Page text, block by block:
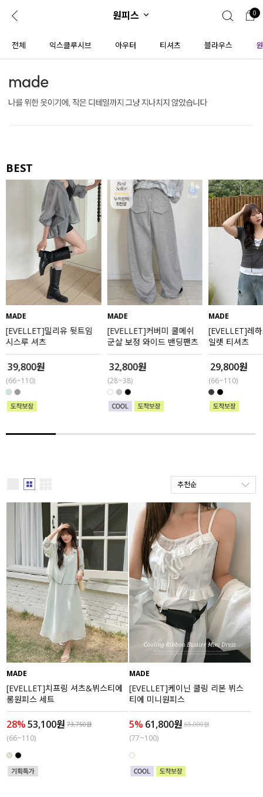
로그인 0
ENG
JP
콘텐츠 리뷰 & 혜택 플러스핏 회원혜택
CATEGORY COMMUNITY
인플루언서 pick!
세트할인 ~30%
하객룩
살안타템
110사이즈
플러스핏
액티브
아우터
스커트
언더웨어/파자마
코디템
FIT ZOOM
익스클루시브
아우터
티셔츠
니트
블라우스
팬츠
스커트
원피스 0
전체 익스클루시브 아우터 티셔츠 블라우스
BEST
MADE
[EVELLET]밀리유 뒷트임
시스루 셔츠
39,800원
(66~110)
MADE
[EVELLET]커버미 쿨메쉬
군살 보정 와이드 밴딩팬츠
32,800원
(28~38)
MADE
[EVELLET]레
일렛 티셔츠
29,800원
(66~110)
추천순
MADE
[EVELLET]치프링 셔츠&뷔스티에
롱원피스 세트
28%53,100원 73,750원
(66~110)
MADE
[EVELLET]케이닌 쿨링 리본 뷔스
티에 미니원피스
5% 61,800원 65,000원
(77~100)